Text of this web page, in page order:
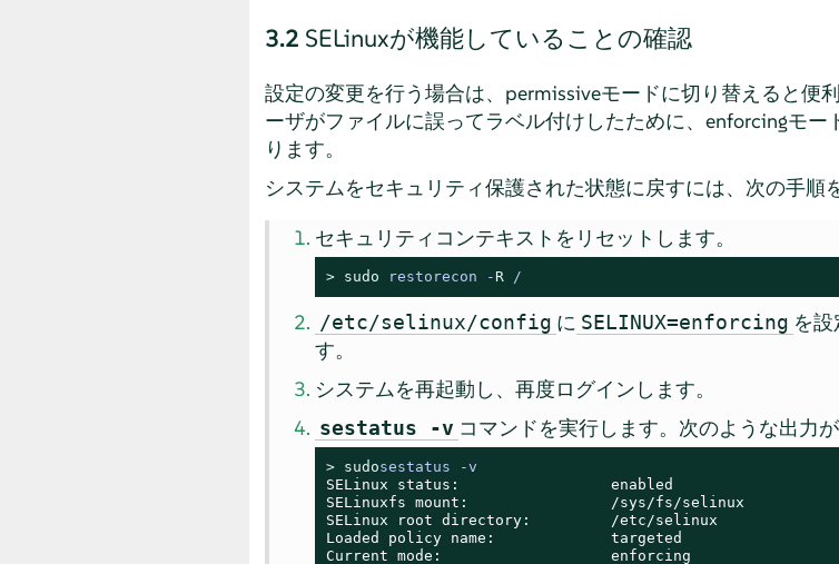
3.2 SELinuxが機能していることの確認
設定の変更を行う場合は、permissiveモードに切り替えると便
ーザがファイルに誤ってラベル付けしたために、enforcingモ
ります。
システムをセキュリティ保護された状態に戻すには、次の手順
セキュリティコンテキストをリセットします。
> sudo restorecon - R /
/etc/selinux/config に SELINUX=enforcing を
す。
システムを再起動し、再度ログインします。
sestatus -v コマンドを実行します。次のような出力
> sudosestatus -v
SELinux status:                 enabled
SELinuxfs mount:                /sys/fs/selinux
SELinux root directory:         /etc/selinux
Loaded policy name:             targeted
Current mode:                   enforcing